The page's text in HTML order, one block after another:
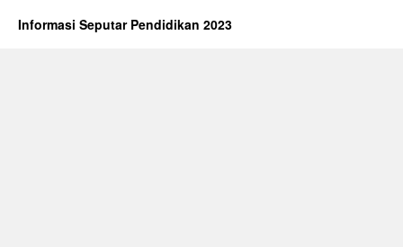
Informasi Seputar Pendidikan 2023